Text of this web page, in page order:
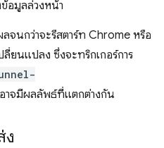
อมูลล่วงหน้า
จนกว่าจะรีสตาร์ท Chrome หรือ
ลี่ยนแปลง ซึ่งจะทริกเกอร์การ
าจมีผลลัพธ์ที่แตกต่างกัน
ง